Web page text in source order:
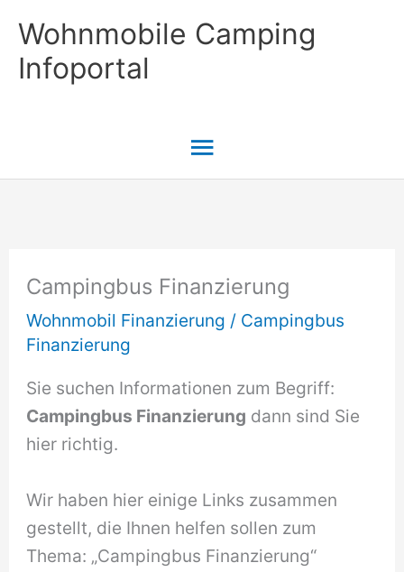
Inhalt
springen
Wohnmobile Camping
Infoportal
Hauptmenü
Campingbus Finanzierung
Wohnmobil Finanzierung / Campingbus
Finanzierung
Sie suchen Informationen zum Begriff:
Campingbus Finanzierung dann sind Sie
hier richtig.
Wir haben hier einige Links zusammen
gestellt, die Ihnen helfen sollen zum
Thema: „Campingbus Finanzierung“